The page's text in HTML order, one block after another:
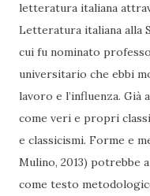
letteratura italiana
Letteratura italiana alla
cui fu nominato
universitario che ebbi
lavoro e l’influenza.
come veri e propri
e classicismi. Forme e
Mulino, 2013) potrebbe
come testo